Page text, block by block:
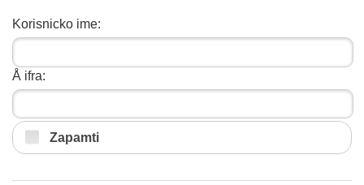
Korisnicko ime:
Å ifra:
Zapamti